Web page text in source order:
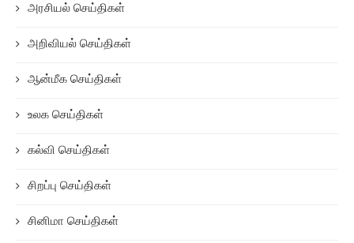
அரசியல் செய்திகள்
அறிவியல் செய்திகள்
ஆன்மீக செய்திகள்
உலக செய்திகள்
கல்வி செய்திகள்
சிறப்பு செய்திகள்
சினிமா செய்திகள்